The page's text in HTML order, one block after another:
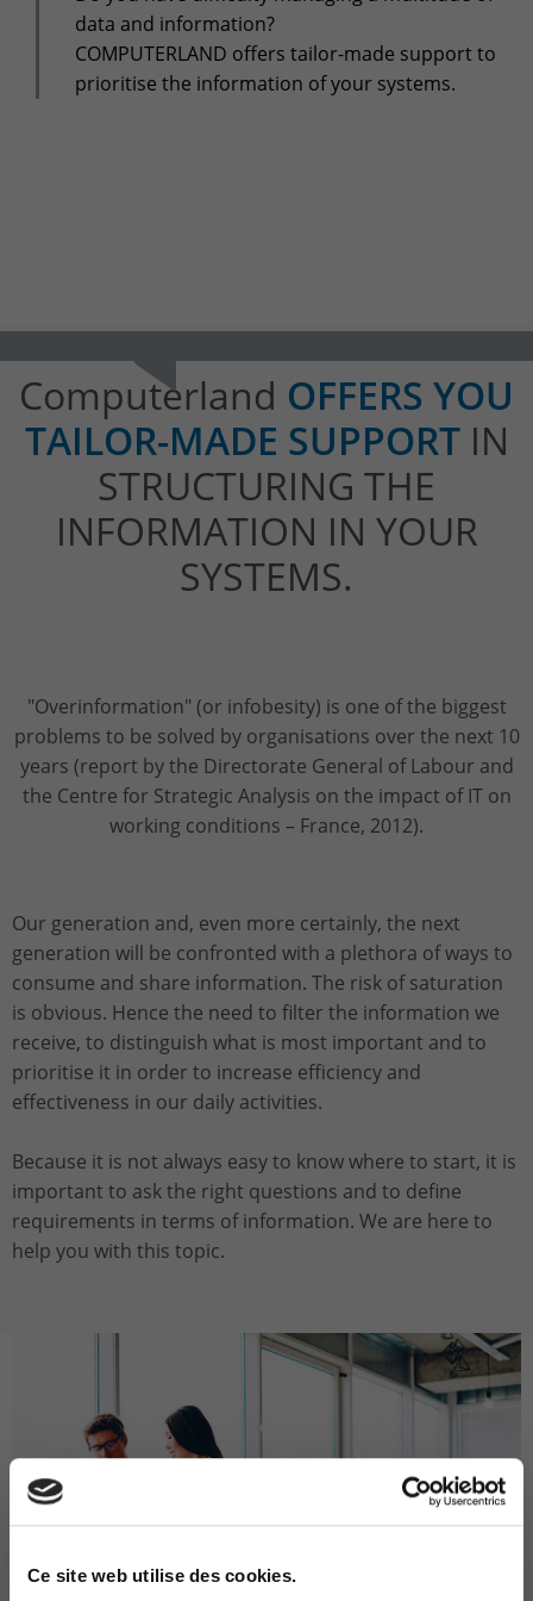
Ce site web utilise des cookies.
+32(0)800/12.812 (Nl)
support-cpld@keyes.eu
Customer services
data and information?
COMPUTERLAND offers tailor-made support to
prioritise the information of your systems.
Computerland OFFERS YOU
TAILOR-MADE SUPPORTIN
STRUCTURING THE
INFORMATION IN YOUR
SYSTEMS.
"Overinformation" (or infobesity) is one of the biggest
problems to be solved by organisations over the next 10
years (report by the Directorate General of Labour and
the Centre for Strategic Analysis on the impact of IT on
working conditions – France, 2012).
Our generation and, even more certainly, the next
generation will be confronted with a plethora of ways to
consume and share information. The risk of saturation
is obvious. Hence the need to filter the information we
receive, to distinguish what is most important and to
prioritise it in order to increase efficiency and
effectiveness in our daily activities.
Because it is not always easy to know where to start, it is
important to ask the right questions and to define
requirements in terms of information. We are here to
help you with this topic.